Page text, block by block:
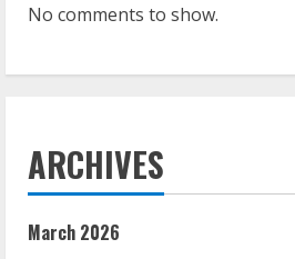
No comments to show.
ARCHIVES
March 2026